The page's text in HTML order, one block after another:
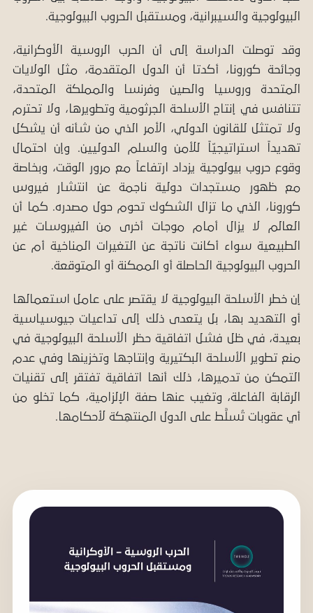
البيولوجية والسيبرانية، ومستقبل الحروب البيولوجية.
وقد توصلت الدراسة إلى أن الحرب الروسية الأوكرانية،
وجائحة كورونا، أكدتا أن الدول المتقدمة، مثل الولايات
المتحدة وروسيا والصين وفرنسا والمملكة المتحدة،
تتنافس في إنتاج الأسلحة الجرثومية وتطويرها، ولا تحترم
ولا تمتثل للقانون الدولي، الأمر الذي من شأنه أن يشكل
تهديداً استراتيجيّاً للأمن والسلم الدوليين. وإن احتمال
وقوع حروب بيولوجية يزداد ارتفاعاً مع مرور الوقت، وبخاصة
مع ظهور مستجدات دولية ناجمة عن انتشار فيروس
كورونا، الذي ما تزال الشكوك تحوم حول مصدره. كما أن
العالم لا يزال أمام موجات أخرى من الفيروسات غير
الطبيعية سواء أكانت ناتجة عن التغيرات المناخية أم عن
الحروب البيولوجية الحاصلة أو الممكنة أو المتوقعة.
إن خطر الأسلحة البيولوجية لا يقتصر على عامل استعمالها
أو التهديد بها، بل يتعدى ذلك إلى تداعيات جيوسياسية
بعيدة، في ظل فشل اتفاقية حظر الأسلحة البيولوجية في
منع تطوير الأسلحة البكتيرية وإنتاجها وتخزينها وفي عدم
التمكن من تدميرها، ذلك أنها اتفاقية تفتقر إلى تقنيات
الرقابة الفاعلة، وتغيب عنها صفة الإلزامية، كما تخلو من
أي عقوبات تُسلَّط على الدول المنتهِكة لأحكامها.